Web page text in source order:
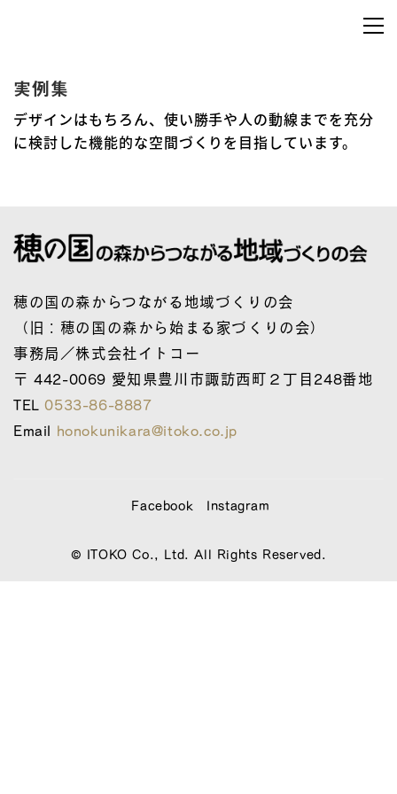
実例集
デザインはもちろん、使い勝手や人の動線までを充分
に検討した機能的な空間づくりを目指しています。
穂の国の森からつながる地域づくりの会
（旧：穂の国の森から始まる家づくりの会）
事務局／株式会社イトコー
〒 442-0069 愛知県豊川市諏訪西町２丁目248番地
TEL0533-86-8887
Email honokunikara@itoko.co.jp
Facebook Instagram
© ITOKO Co., Ltd. All Rights Reserved.